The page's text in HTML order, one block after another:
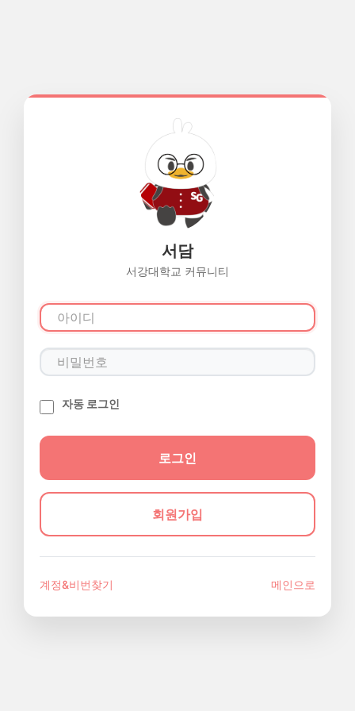
서담
서강대학교 커뮤니티
자동 로그인
회원가입
계정&비번찾기 메인으로